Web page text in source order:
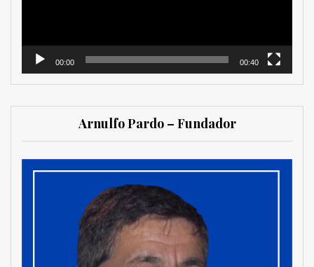
00:00 00:40
Arnulfo Pardo – Fundador